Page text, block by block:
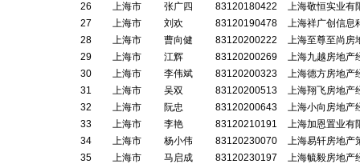
26
上海市 张广四 83120180422
上海敬恒实业有
27
上海市 刘欢 83120190478
上海祥广创信息
28
上海市 曹向健 83120200222
上海至尊至尚房
29
上海市 江辉 83120200269
上海九越房地产
30
上海市 李伟斌 83120200323
上海德方房地产
31
上海市 吴双 83120200513
上海翔飞房地产
32
上海市 阮忠 83120200643
上海小向房地产
33
上海市 李艳 83120210191
上海加恩置业有
34
上海市 杨小伟 83120230070
上海易轩房地产
35
上海市 马启成 83120230197
上海毓毅房地产